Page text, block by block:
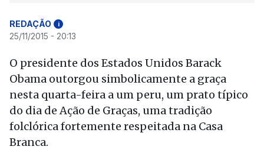
REDAÇÃO i
25/11/2015 - 20:13
O presidente dos Estados Unidos Barack
Obama outorgou simbolicamente a graça
nesta quarta-feira a um peru, um prato típico
do dia de Ação de Graças, uma tradição
folclórica fortemente respeitada na Casa
Branca.